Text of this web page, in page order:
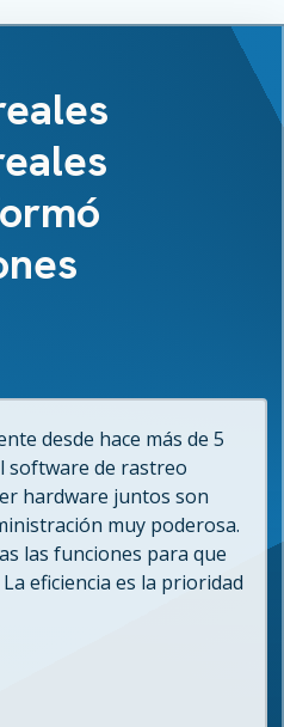
desde hace más de 5
software de rastreo
hardware juntos son
muy poderosa.
las funciones para que
eficiencia es la prioridad